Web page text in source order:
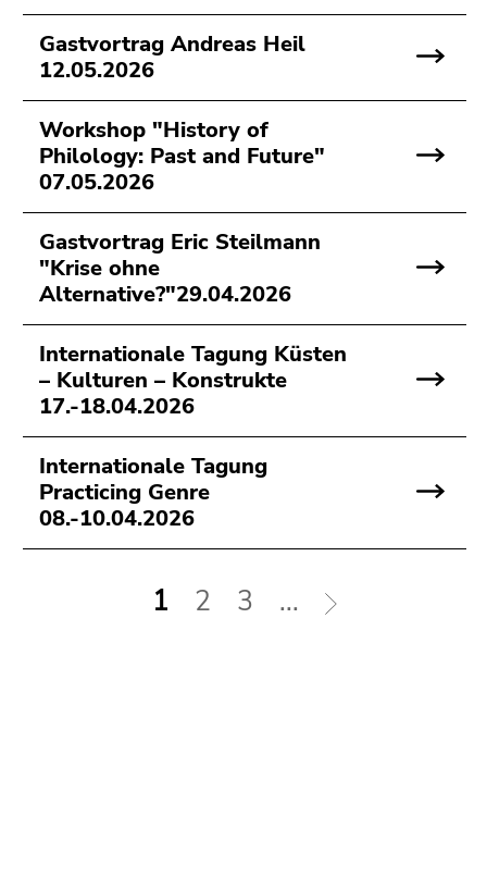
Gastvortrag Andreas Heil
12.05.2026
Workshop "History of
Philology: Past and Future"
07.05.2026
Gastvortrag Eric Steilmann
"Krise ohne
Alternative?"29.04.2026
Internationale Tagung Küsten
– Kulturen – Konstrukte
17.-18.04.2026
Internationale Tagung
Practicing Genre
08.-10.04.2026
1 2 3 ...